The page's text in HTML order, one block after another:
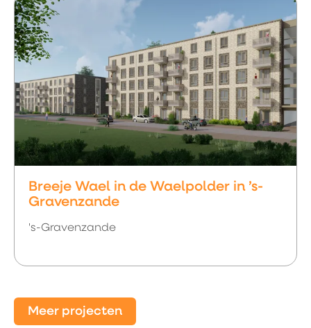
Breeje Wael in de Waelpolder in ’s-
Gravenzande
's-Gravenzande
Meer projecten